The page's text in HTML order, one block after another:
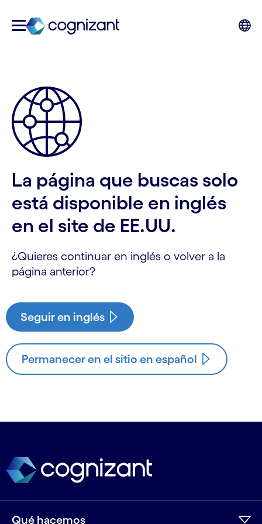
La página que buscas solo
está disponible en inglés
en el site de EE.UU.
¿Quieres continuar en inglés o volver a la
página anterior?
Seguir en inglés
Permanecer en el sitio en español
Qué hacemos